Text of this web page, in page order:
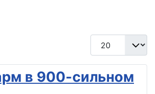
Кол-во строк:
в 900-сильном